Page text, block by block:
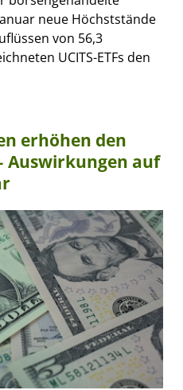
neue Höchststände
von 56,3
UCITS-ETFs den
erhöhen den
Auswirkungen auf